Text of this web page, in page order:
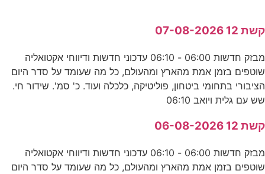
קשת 12 07-08-2026
מבזק חדשות 06:00 - 06:10 עדכוני חדשות ודיווחי אקטואליה
שוטפים בזמן אמת מהארץ ומהעולם, כל מה שעומד על סדר היום
הציבורי בתחומי ביטחון, פוליטיקה, כלכלה ועוד. כ' סמ'. שידור חי.
שש עם גלית ויואב 06:10
קשת 12 06-08-2026
מבזק חדשות 06:00 - 06:10 עדכוני חדשות ודיווחי אקטואליה
שוטפים בזמן אמת מהארץ ומהעולם, כל מה שעומד על סדר היום